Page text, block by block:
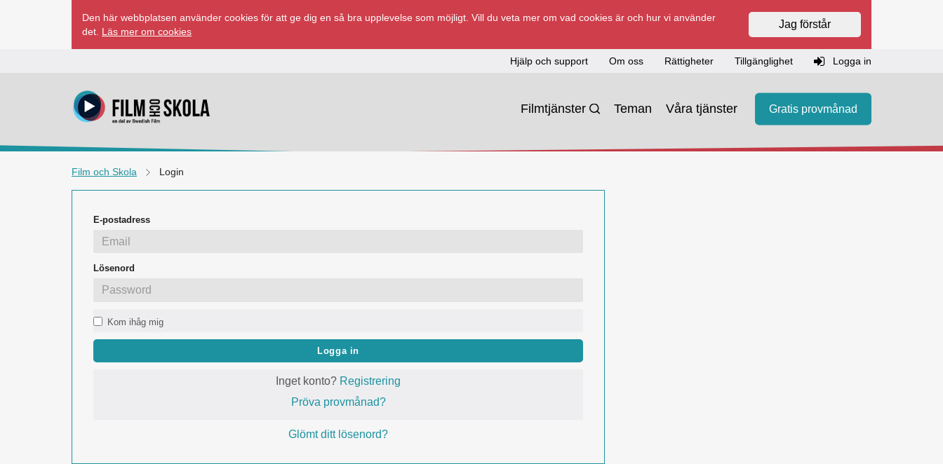
Den här webbplatsen använder cookies för att ge dig en så bra upplevelse som möjligt. Vill du veta mer om vad cookies är och hur vi använder
det. Läs mer om cookies
Jag förstår
Hjälp och support Om oss Rättigheter Tillgänglighet Logga in
Filmtjänster Teman Våra tjänster Gratis provmånad
Film och Skola Login
E-postadress
Lösenord
Kom ihåg mig
Logga in
Inget konto? Registrering
Pröva provmånad?
Glömt ditt lösenord?